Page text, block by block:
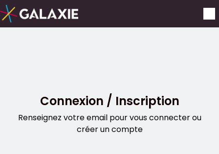
Aller au contenu principal
Connexion / Inscription
Renseignez votre email pour vous connecter ou
créer un compte